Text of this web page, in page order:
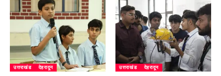
उत्तराखंड देहरादून उत्तराखंड देहरादून